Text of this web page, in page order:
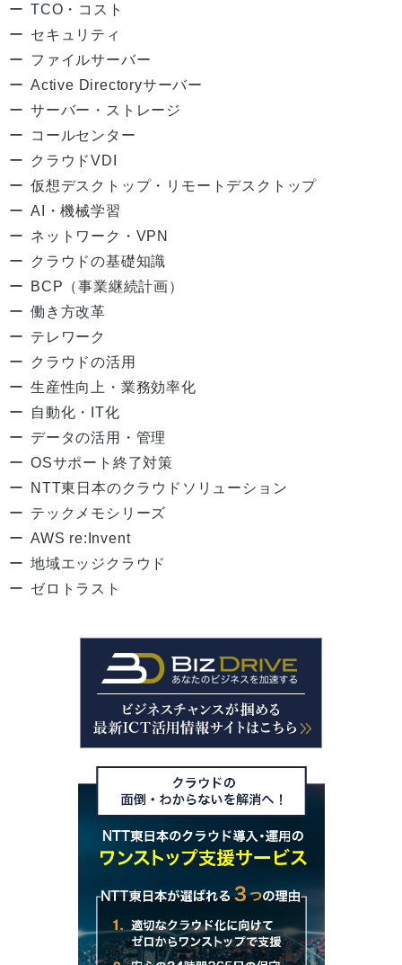
TCO・コスト
セキュリティ
ファイルサーバー
Active Directoryサーバー
サーバー・ストレージ
コールセンター
クラウドVDI
仮想デスクトップ・リモートデスクトップ
AI・機械学習
ネットワーク・VPN
クラウドの基礎知識
BCP（事業継続計画）
働き方改革
テレワーク
クラウドの活用
生産性向上・業務効率化
自動化・IT化
データの活用・管理
OSサポート終了対策
NTT東日本のクラウドソリューション
テックメモシリーズ
AWS re:Invent
地域エッジクラウド
ゼロトラスト